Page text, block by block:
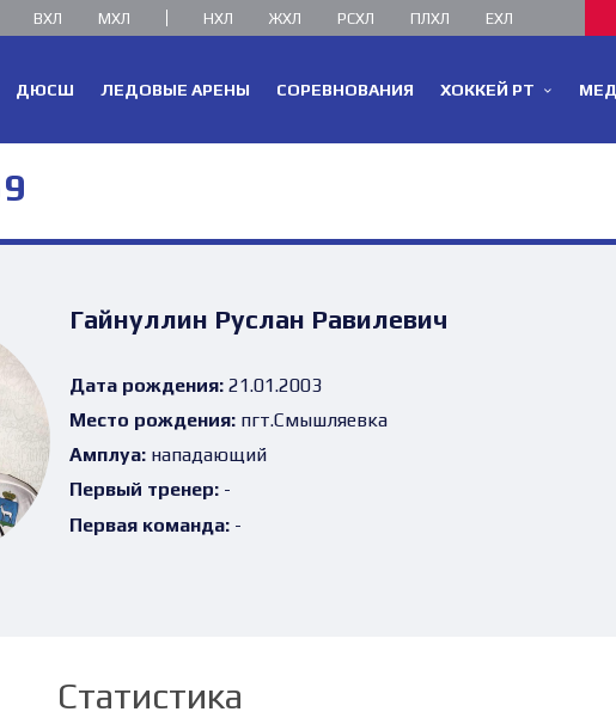
ВХЛ МХЛ НХЛ ЖХЛ РСХЛ ПЛХЛ ЕХЛ
ДЮСШ ЛЕДОВЫЕ АРЕНЫ СОРЕВНОВАНИЯ ХОККЕЙ РТ
Гайнуллин Руслан Равилевич
Дата рождения:21.01.2003
Место рождения:пгт.Смышляевка
Амплуа:нападающий
Первый тренер:-
Первая команда:-
Статистика